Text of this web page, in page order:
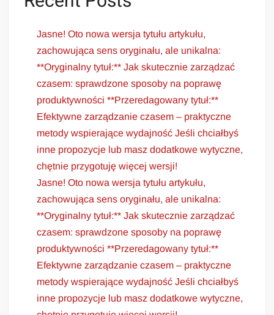
Jasne! Oto nowa wersja tytułu artykułu,
zachowująca sens oryginału, ale unikalna:
**Oryginalny tytuł:** Jak skutecznie zarządzać
czasem: sprawdzone sposoby na poprawę
produktywności **Przeredagowany tytuł:**
Efektywne zarządzanie czasem – praktyczne
metody wspierające wydajność Jeśli chciałbyś
inne propozycje lub masz dodatkowe wytyczne,
chętnie przygotuję więcej wersji!
Jasne! Oto nowa wersja tytułu artykułu,
zachowująca sens oryginału, ale unikalna:
**Oryginalny tytuł:** Jak skutecznie zarządzać
czasem: sprawdzone sposoby na poprawę
produktywności **Przeredagowany tytuł:**
Efektywne zarządzanie czasem – praktyczne
metody wspierające wydajność Jeśli chciałbyś
inne propozycje lub masz dodatkowe wytyczne,